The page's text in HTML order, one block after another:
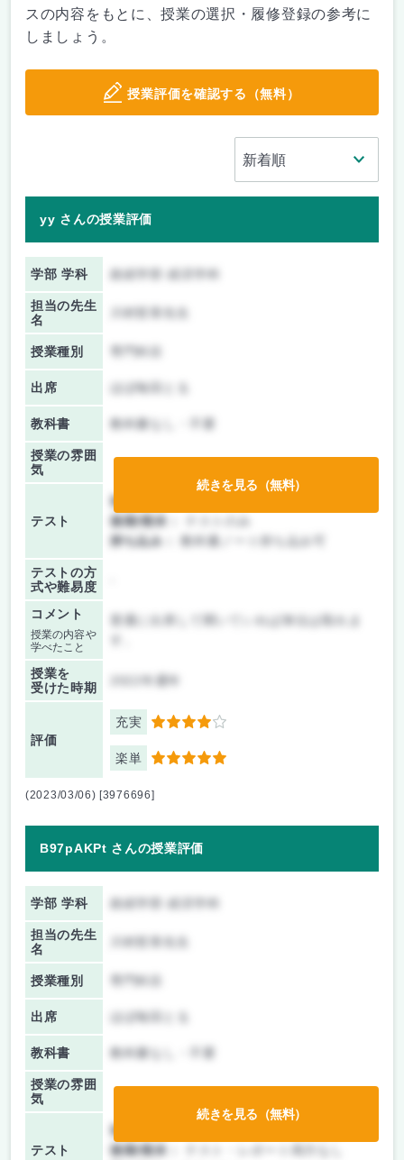
スの内容をもとに、授業の選択・履修登録の参考に
しましょう。
授業評価を確認する（無料）
yy さんの授業評価
学部 学科 政経学部 経済学科
担当の先生
名
授業種別
出席 ほぼ毎回とる
教科書 教科書なし・不要
授業の雰囲
気
テスト
前期/中間：
後期/期末：
持ち込み：
教科書ノート持ち込み可
テストの方
式や難易度
コメント
授業の内容や
学べたこと
授業を
受けた時期
評価
充実 4
楽単 5
続きを見る（無料）
(2023/03/06) [3976696]
B97pAKPt さんの授業評価
学部 学科 政経学部 経済学科
担当の先生
名
授業種別
出席 ほぼ毎回とる
教科書 教科書なし・不要
授業の雰囲
気
テスト
前期/中間：
後期/期末：
続きを見る（無料）